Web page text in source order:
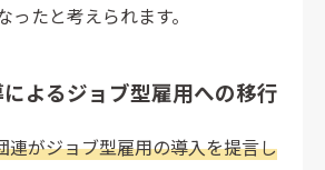
ったと考えられます。
よるジョブ型雇用への移行
連がジョブ型雇用の導入を提言し